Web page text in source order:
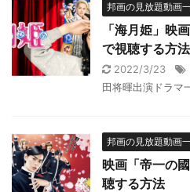
邦画の見放題動画
「海月姫」映
で視聴する方法
2022/3/23
田将暉出演ドラマ
邦画の見放題動画
映画「帝一の
聴する方法